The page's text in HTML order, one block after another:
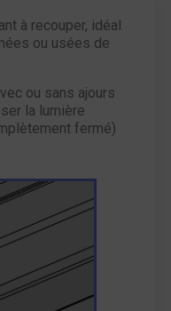
à recouper, idéal
ou usées de
ou sans ajours
la lumière
fermé)